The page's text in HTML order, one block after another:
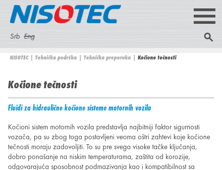
Skip
to
content
N
I
S
O
T
E
Srb Eng
S
P
a
M
i
n
u
are
here
NISOTEC Tehnička podrška Tehnička preporuka Kočione tečnosti
Kočione tečnosti
Fluidi za hidraulične kočione sisteme motornih vozila
Kočioni sistem motornih vozila predstavlja najbitniji faktor sigurnosti
vozača, pa su zbog toga postavljeni veoma oštri zahtevi koje kočione
tečnosti moraju zadovoljiti. To su pre svega visoke tačke ključanja,
dobro ponašanje na niskim temperaturama, zaštita od korozije,
odgovarajuća sposobnost podmazivanja kao i kompatibilnost sa